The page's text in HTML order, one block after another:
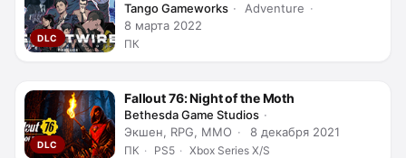
DLC
Tango Gameworks
Adventure
8 марта 2022
ПК
DLC
Fallout 76: Night of the Moth
Bethesda Game Studios
Экшен, RPG, MMO
8 декабря 2021
ПК PS5 Xbox Series X/S